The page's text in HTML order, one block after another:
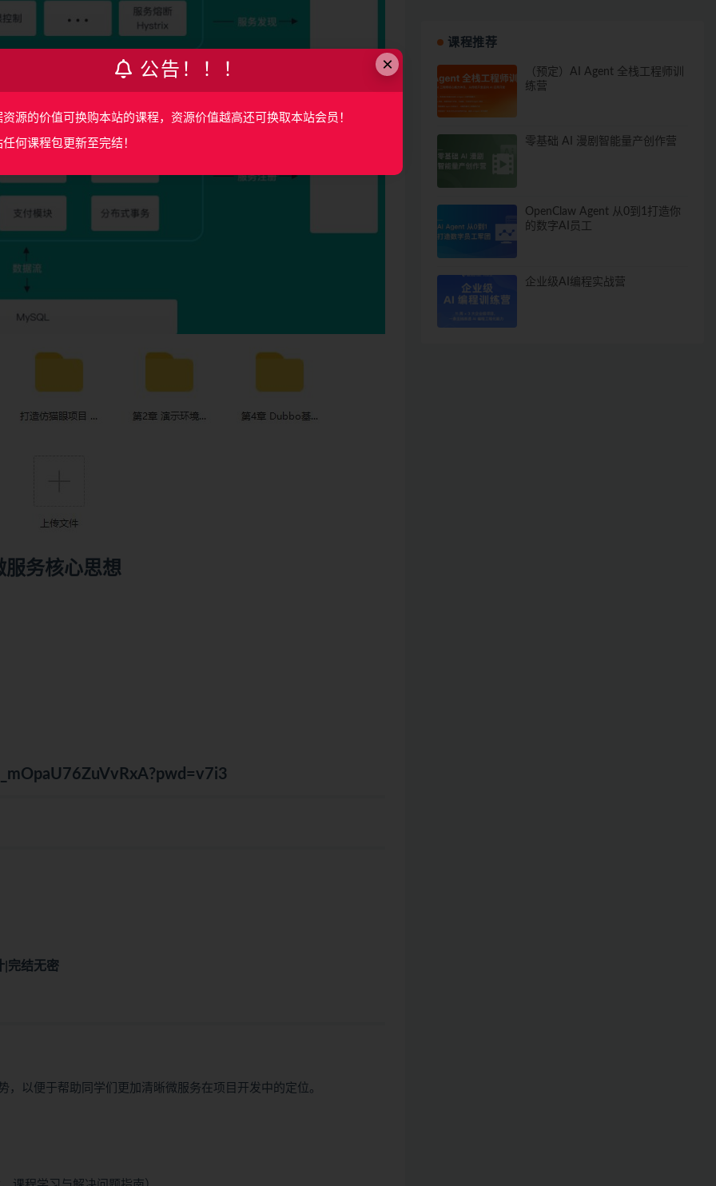
服务核心思想
|完结无密
以便于帮助同学们更加清晰微服务在项目开发中的定位。
课程推荐
（预定）AI Agent 全栈工程师训
练营
零基础 AI 漫剧智能量产创作营
OpenClaw Agent 从0到1打造你
的数字AI员工
企业级AI编程实战营
×
公告！！！
资源的价值可换购本站的课程，资源价值越高还可换取本站会员！
任何课程包更新至完结！